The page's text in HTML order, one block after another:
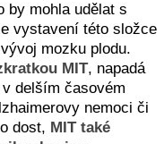
by mohla udělat s
vystavení této složce
mozku plodu.
MIT, napadá
delším časovém
nemoci či
dost, MIT také